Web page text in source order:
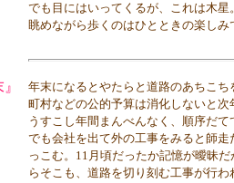
でも目にはいってくるが、これは木
眺めながら歩くのはひとときの楽しみ
年末になるとやたらと道路のあちこ
町村などの公的予算は消化しないと
うすこし年間まんべんなく、順序だ
でも会社を出て外の工事をみると師
っこむ。11月頃だったか記憶が曖昧
らそこも、道路を切り刻む工事が行